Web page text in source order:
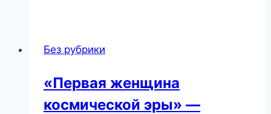
Без рубрики
«Первая женщина
космической эры» —